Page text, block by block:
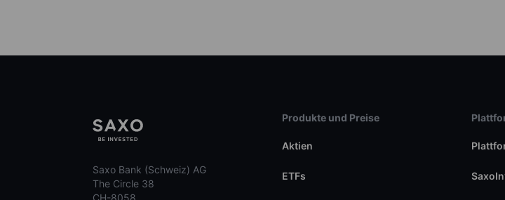
Saxo Bank (Schweiz) AG
The Circle 38
Produkte und Preise
Aktien
ETFs